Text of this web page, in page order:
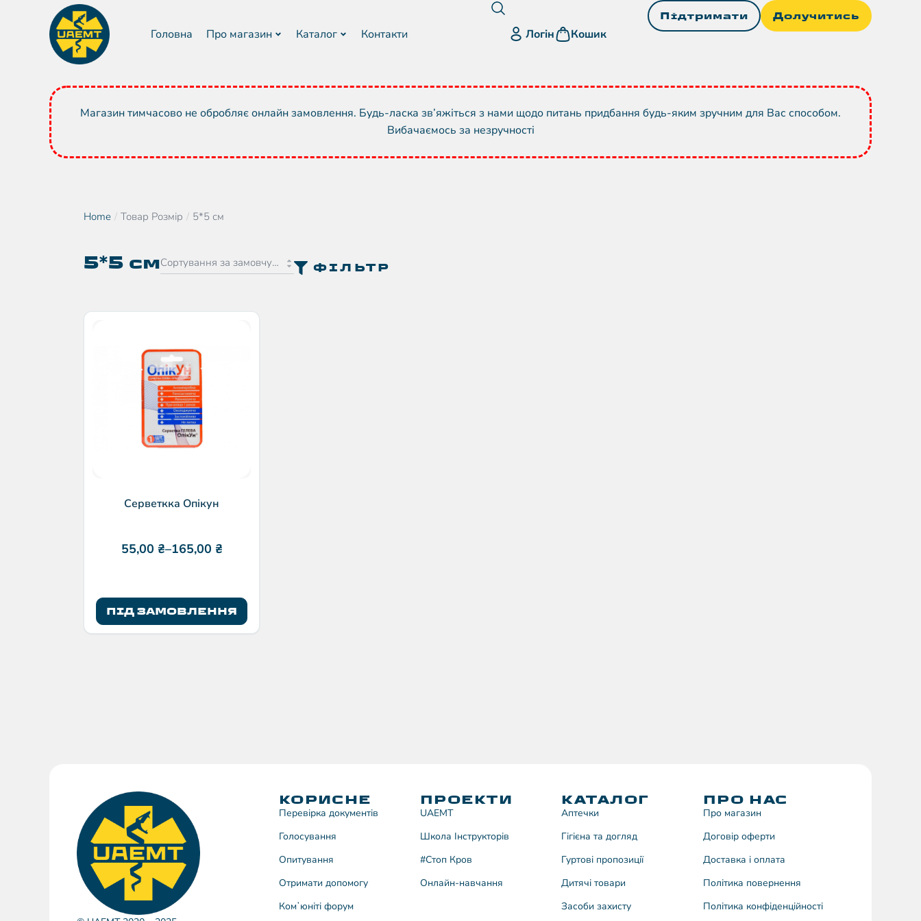
Головна Про магазин Каталог Контакти Логін Кошик
Підтримати Долучитись
Магазин тимчасово не обробляє онлайн замовлення. Будь-ласка зв’яжіться з нами щодо питань придбання будь-яким зручним для Вас способом.
Вибачаємось за незручності
You are here:
Home Товар Розмір 5*5 см
5*5 см ФІЛЬТР
Серветкка Опікун
55,00 ₴–165,00 ₴
ПІД ЗАМОВЛЕННЯ
КОРИСНЕ
Перевірка документів
Голосування
Опитування
Отримати допомогу
Комʼюніті форум
ПРОЕКТИ
UAEMT
Школа Інструкторів
#Стоп Кров
Онлайн-навчання
КАТАЛОГ
Аптечки
Гігієна та догляд
Гуртові пропозиції
Дитячі товари
Засоби захисту
ПРО НАС
Про магазин
Договiр оферти
Доставка і оплата
Політика повернення
Політика конфіденційності